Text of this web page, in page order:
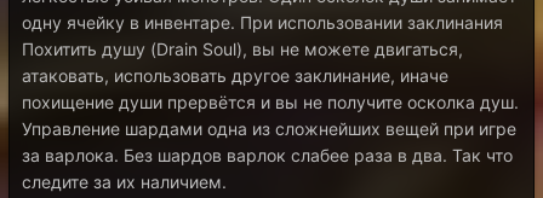
одну ячейку в инвентаре. При использовании заклинания
Похитить душу (Drain Soul), вы не можете двигаться,
атаковать, использовать другое заклинание, иначе
похищение души прервётся и вы не получите осколка душ.
Управление шардами одна из сложнейших вещей при игре
за варлока. Без шардов варлок слабее раза в два. Так что
следите за их наличием.